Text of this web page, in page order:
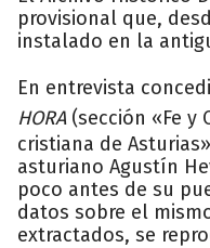
provisional que,
instalado en la
En entrevista
HORA(sección «Fe y
cristiana de
asturiano Agustín
poco antes de su
datos sobre el
extractados, se